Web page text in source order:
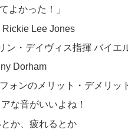
よかった！」
Lee Jones
ン・デイヴィス指揮 バイエ
Dorham
ォンのメリット・デメリッ
な音がいいよね！
か、疲れるとか